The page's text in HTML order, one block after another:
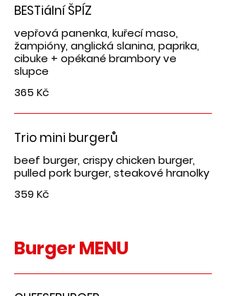
BESTiální ŠPÍZ
vepřová panenka, kuřecí maso,
žampióny, anglická slanina, paprika,
cibuke + opékané brambory ve
slupce
365 Kč
Trio mini burgerů
beef burger, crispy chicken burger,
pulled pork burger, steakové hranolky
359 Kč
Burger MENU